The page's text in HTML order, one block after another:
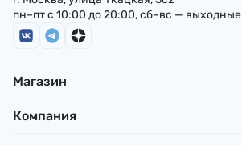
пн–пт с 10:00 до 20:00, сб–вс — выходные
Магазин
Компания